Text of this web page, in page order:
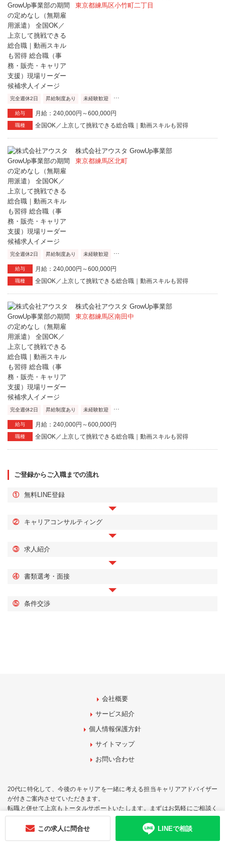
東京都練馬区小竹町二丁目
完全週休2日 昇給制度あり 未経験歓迎 ...
給与 月給：240,000円～600,000円
職種 全国OK／上京して挑戦できる総合職｜動画スキルも習得
株式会社アウスタ GrowUp事業部
東京都練馬区北町
完全週休2日 昇給制度あり 未経験歓迎 ...
給与 月給：240,000円～600,000円
職種 全国OK／上京して挑戦できる総合職｜動画スキルも習得
株式会社アウスタ GrowUp事業部
東京都練馬区南田中
完全週休2日 昇給制度あり 未経験歓迎 ...
給与 月給：240,000円～600,000円
職種 全国OK／上京して挑戦できる総合職｜動画スキルも習得
ご登録からご入職までの流れ
① 無料LINE登録
② キャリアコンサルティング
③ 求人紹介
④ 書類選考・面接
⑤ 条件交渉
この求人に問合せ LINEで相談
会社概要
サービス紹介
個人情報保護方針
サイトマップ
お問い合わせ
20代に特化して、今後のキャリアを一緒に考える担当キャリアアドバイザー
が付きご案内させていただきます。
転職と併せて上京もトータルサポートいたします。まずはお気軽にご相談く
ださい！